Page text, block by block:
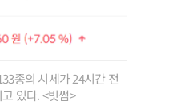
종의 시세가 24시간 전
있다. <빗썸>